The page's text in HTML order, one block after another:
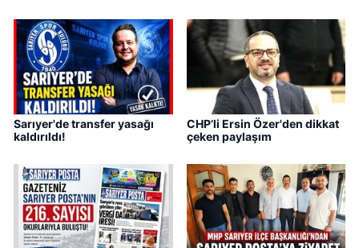
Sarıyer'de transfer yasağı
kaldırıldı!
CHP’li Ersin Özer'den dikkat
çeken paylaşım